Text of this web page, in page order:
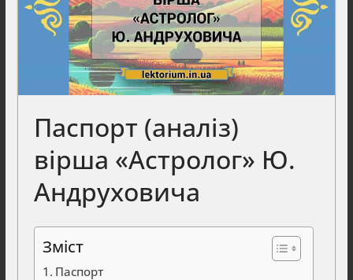
Паспорт (аналіз)
вірша «Астролог» Ю.
Андруховича
Зміст
Паспорт